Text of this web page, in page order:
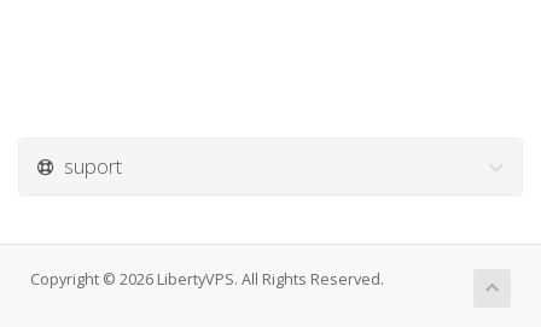
suport
Copyright © 2026 LibertyVPS. All Rights Reserved.